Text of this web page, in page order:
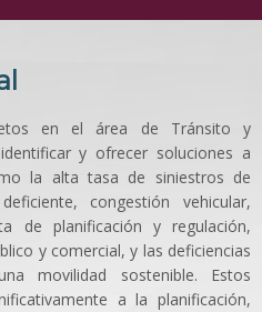
en el área de Tránsito y
y ofrecer soluciones a
la alta tasa de siniestros de
congestión vehicular,
de planificación y regulación,
y comercial, y las deficiencias
movilidad sostenible. Estos
a la planificación,